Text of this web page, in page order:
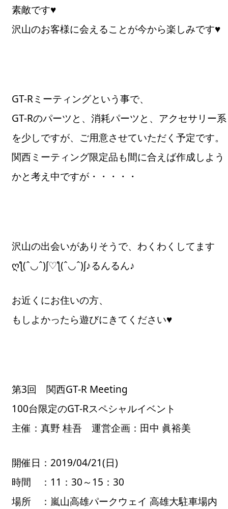
素敵です♥
沢山のお客様に会えることが今から楽しみです♥
GT-Rミーティングという事で、
GT-Rのパーツと、消耗パーツと、アクセサリー系
を少しですが、ご用意させていただく予定です。
関西ミーティング限定品も間に合えば作成しよう
かと考え中ですが・・・・・
沢山の出会いがありそうで、わくわくしてます
ღƪ(ˆ◡ˆ)ʃ♡ƪ(ˆ◡ˆ)ʃ♪るんるん♪
お近くにお住いの方、
もしよかったら遊びにきてください♥
第3回 関西GT-R Meeting
100台限定のGT-Rスペシャルイベント
主催：真野 桂吾 運営企画：田中 眞裕美
開催日：2019/04/21(日)
時間 ：11：30～15：30
場所 ：嵐山高雄パークウェイ 高雄大駐車場内